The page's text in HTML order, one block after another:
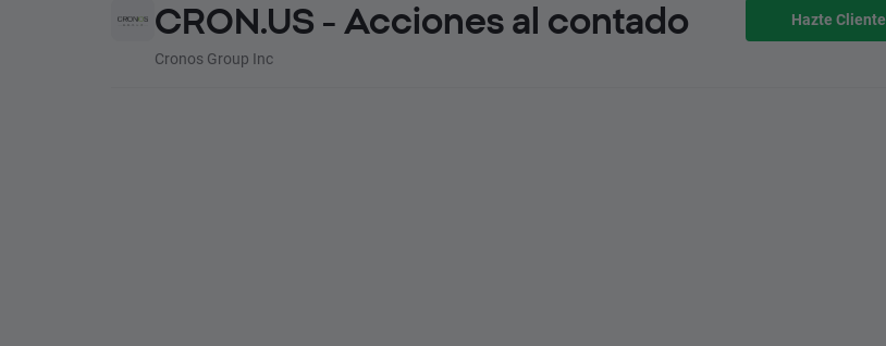
CRON.US - Acciones al contado
Cronos Group Inc
Hazte Cliente